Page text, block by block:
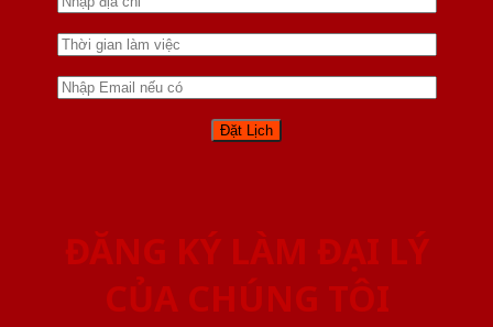
ĐĂNG KÝ LÀM ĐẠI LÝ
CỦA CHÚNG TÔI